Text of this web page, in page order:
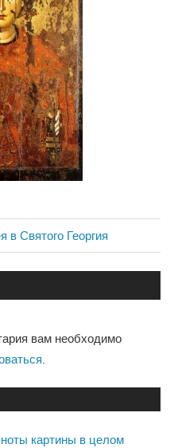
в Святого Георгия
вам необходимо
картины в целом